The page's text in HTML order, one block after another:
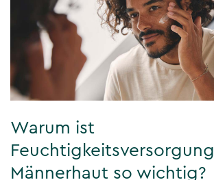
Warum ist
Männerhaut so wichtig?